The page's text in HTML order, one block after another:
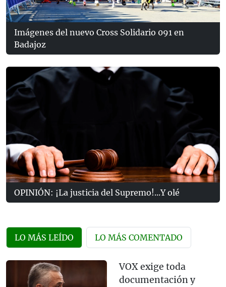
Imágenes del nuevo Cross Solidario 091 en
Badajoz
OPINIÓN: ¡La justicia del Supremo!...Y olé
LO MÁS LEÍDO LO MÁS COMENTADO
VOX exige toda
documentación y